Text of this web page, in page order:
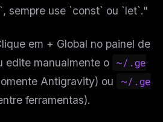
sempre use `const` ou `let`."
em + Global no painel de
edite manualmente o ~/.ge
Antigravity) ou
~/.ge
ferramentas).